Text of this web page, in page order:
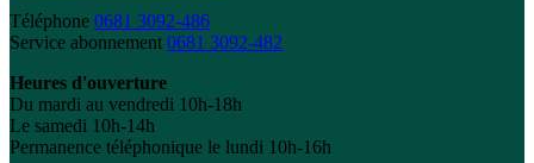
Téléphone 0681 3092-486
Service abonnement 0681 3092-482
Heures d'ouverture
Du mardi au vendredi 10h-18h
Le samedi 10h-14h
Permanence téléphonique le lundi 10h-16h